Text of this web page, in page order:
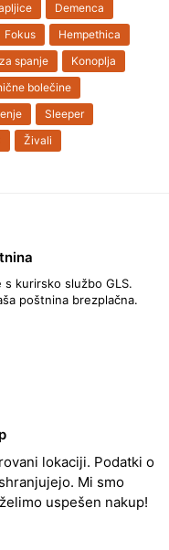
Demenca
Fokus
Hempethica
spanje
Konoplja
bolečine
Sleeper
Živali
kurirsko službo GLS.
poštnina brezplačna.
lokaciji. Podatki o
Mi smo
uspešen nakup!